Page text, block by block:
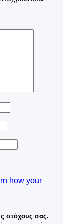
how your
στόχους σας.